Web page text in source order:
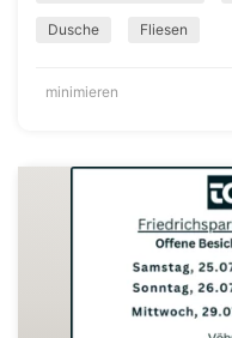
Dusche Fliesen
minimieren